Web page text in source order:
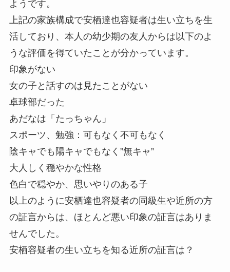
ようです。
上記の家族構成で安栖達也容疑者は生い立ちを生
活しており、本人の幼少期の友人からは以下のよ
うな評価を得ていたことが分かっています。
印象がない
女の子と話すのは見たことがない
卓球部だった
あだなは「たっちゃん」
スポーツ、勉強：可もなく不可もなく
陰キャでも陽キャでもなく”無キャ”
大人しく穏やかな性格
色白で穏やか、思いやりのある子
以上のように安栖達也容疑者の同級生や近所の方
の証言からは、 ほとんど悪い印象の証言はありま
せんでした。
安栖容疑者の生い立ちを知る近所の証言は？